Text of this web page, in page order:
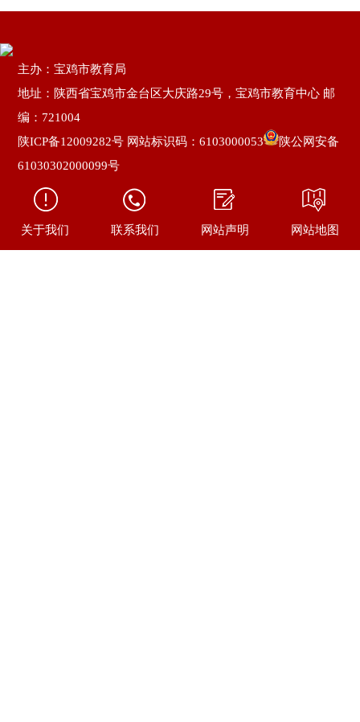
主办：宝鸡市教育局
地址：陕西省宝鸡市金台区大庆路29号，宝鸡市教育中心 邮
编：721004
陕ICP备12009282号 网站标识码：6103000053
陕公网安备
61030302000099号
关于我们 联系我们 网站声明 网站地图